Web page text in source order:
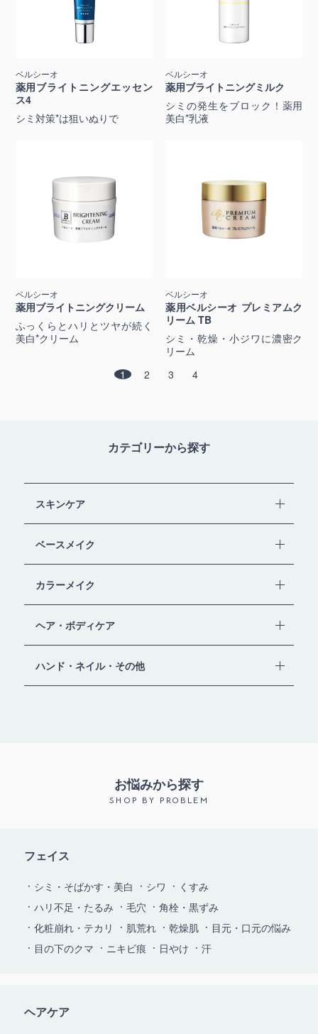
ベルシーオ
薬用ブライトニングエッセン
ス4
シミ対策*は狙いぬりで
ベルシーオ
薬用ブライトニングミルク
シミの発生をブロック！薬用
美白*乳液
ベルシーオ
薬用ブライトニングクリーム
ふっくらとハリとツヤが続く
美白*クリーム
ベルシーオ
薬用ベルシーオ プレミアムク
リーム TB
シミ・乾燥・小ジワに濃密ク
リーム
1
2 3 4
カテゴリーから探す
スキンケア
ベースメイク
カラーメイク
ヘア・ボディケア
ハンド・ネイル・その他
お悩みから探す
SHOP BY PROBLEM
フェイス
シミ・そばかす・美白 シワ
くすみ
ハリ不足・たるみ
毛穴
角栓・黒ずみ
化粧崩れ・テカリ
肌荒れ 乾燥肌
目元・口元の悩み
目の下のクマ
ニキビ痕 日やけ 汗
ヘアケア